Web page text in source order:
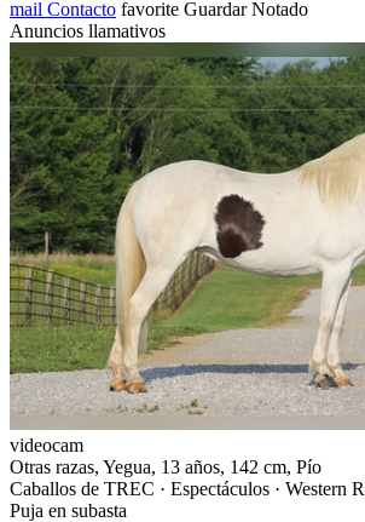
mail Contacto favorite Guardar Notado
Anuncios llamativos
videocam
Otras razas, Yegua, 13 años, 142 cm, Pío
Caballos de TREC · Espectáculos · Western
Puja en subasta